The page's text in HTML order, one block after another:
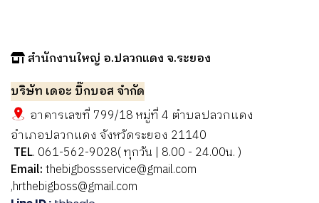
สำนักงานใหญ่ อ.ปลวกแดง จ.ระยอง
บริษัท เดอะ บิ๊กบอส จำกัด
อาคารเลขที่ 799/18 หมู่ที่ 4 ตำบลปลวกแดง
อำเภอปลวกแดง จังหวัดระยอง 21140
TEL. 061-562-9028( ทุกวัน | 8.00 - 24.00น. )
Email:thebigbossservice@gmail.com
,hrthebigboss@gmail.com